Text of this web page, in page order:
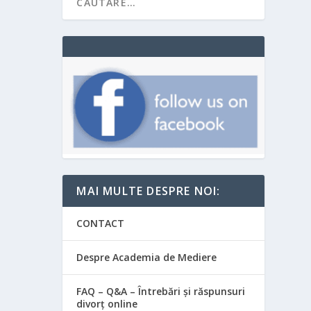
MAI MULTE DESPRE NOI:
CONTACT
Despre Academia de Mediere
FAQ – Q&A – Întrebări și răspunsuri
divorț online